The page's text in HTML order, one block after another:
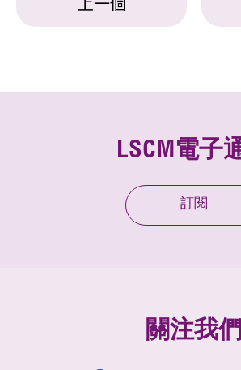
上一個
LSCM電子
訂閱
關注我